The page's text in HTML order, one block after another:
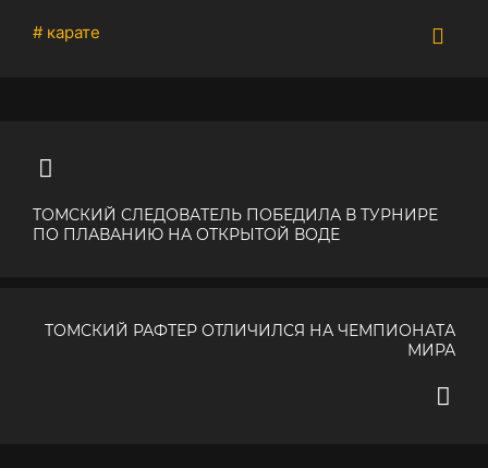
# карате
ТОМСКИЙ СЛЕДОВАТЕЛЬ ПОБЕДИЛА В ТУРНИРЕ
ПО ПЛАВАНИЮ НА ОТКРЫТОЙ ВОДЕ
ТОМСКИЙ РАФТЕР ОТЛИЧИЛСЯ НА ЧЕМПИОНАТА
МИРА